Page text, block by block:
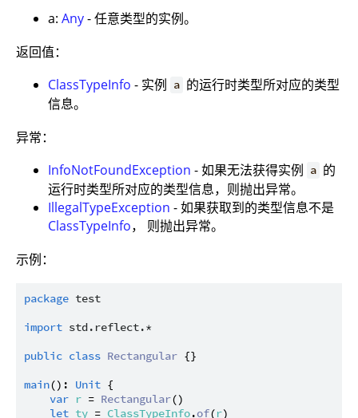
a: Any- 任意类型的实例。
返回值：
ClassTypeInfo - 实例 a 的运行时类型所对应的类型
信息。
异常：
InfoNotFoundException - 如果无法获得实例 a 的
运行时类型所对应的类型信息，则抛出异常。
IllegalTypeException - 如果获取到的类型信息不是
ClassTypeInfo， 则抛出异常。
示例：
package test
import std.reflect.*
public class Rectangular {}
main(): Unit {
var r = Rectangular()
let ty = ClassTypeInfo.of(r)